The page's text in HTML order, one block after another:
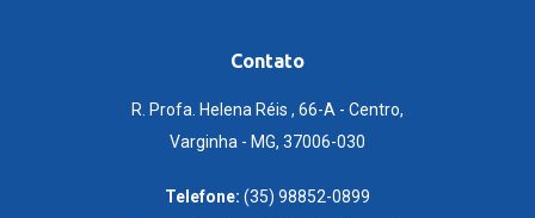
Contato
R. Profa. Helena Réis , 66-A - Centro,
Varginha - MG, 37006-030
Telefone: (35) 98852-0899